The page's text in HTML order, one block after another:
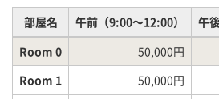
部屋名 午前（9:00～12:00） 午
Room 0
50,000円
Room 1
50,000円